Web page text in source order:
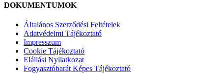
DOKUMENTUMOK
Általános Szerződési Feltételek
Adatvédelmi Tájékoztató
Impresszum
Cookie Tájékoztató
Elállási Nyilatkozat
Fogyasztóbarát Képes Tájékoztató